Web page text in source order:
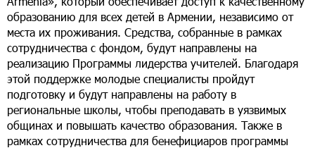
образованию для всех детей в Армении, независимо от
места их проживания. Средства, собранные в рамках
сотрудничества с фондом, будут направлены на
реализацию Программы лидерства учителей. Благодаря
этой поддержке молодые специалисты пройдут
подготовку и будут направлены на работу в
региональные школы, чтобы преподавать в уязвимых
общинах и повышать качество образования. Также в
рамках сотрудничества для бенефициаров программы